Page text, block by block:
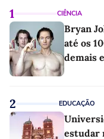
1 CIÊNCIA
Bryan
até os
demais
2 EDUCAÇÃO
estudar